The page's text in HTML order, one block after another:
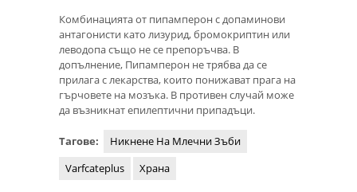
Комбинацията от пипамперон с допаминови
антагонисти като лизурид, бромокриптин или
леводопа също не се препоръчва. В
допълнение, Пипамперон не трябва да се
прилага с лекарства, които понижават прага на
гърчовете на мозъка. В противен случай може
да възникнат епилептични припадъци.
Тагове:
Никнене На Млечни Зъби
Varfcateplus
Храна